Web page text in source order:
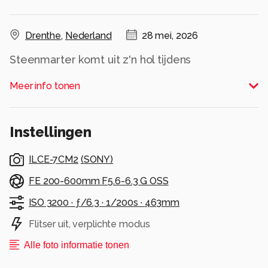
Drenthe, Nederland 28 mei, 2026
Steenmarter komt uit z'n hol tijdens
Meer info tonen
Instellingen
ILCE-7CM2 (SONY)
FE 200-600mm F5.6-6.3 G OSS
ISO 3200 · ƒ/6.3 · 1/200s · 463mm
Flitser uit, verplichte modus
Alle foto informatie tonen